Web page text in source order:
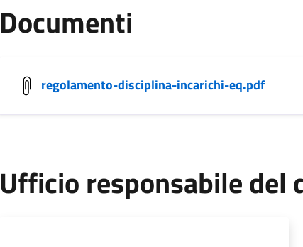
Documenti
regolamento-disciplina-incarichi-eq.pdf
Ufficio responsabile del